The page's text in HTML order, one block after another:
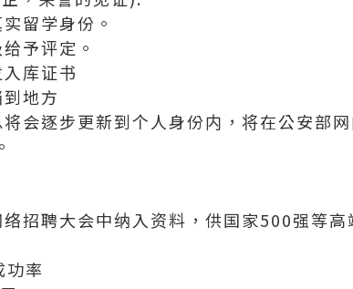
留学身份。
予评定。
库证书
地方
会逐步更新到个人身份内，将在公安部
招聘大会中纳入资料，供国家500强等
率